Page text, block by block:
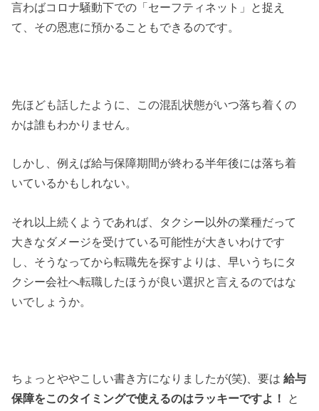
言わばコロナ騒動下での「セーフティネット」と捉え
て、その恩恵に預かることもできるのです。
先ほども話したように、この混乱状態がいつ落ち着くの
かは誰もわかりません。
しかし、例えば給与保障期間が終わる半年後には落ち着
いているかもしれない。
それ以上続くようであれば、タクシー以外の業種だって
大きなダメージを受けている可能性が大きいわけです
し、そうなってから転職先を探すよりは、早いうちにタ
クシー会社へ転職したほうが良い選択と言えるのではな
いでしょうか。
ちょっとややこしい書き方になりましたが(笑)、要は給与
保障をこのタイミングで使えるのはラッキーですよ！
と